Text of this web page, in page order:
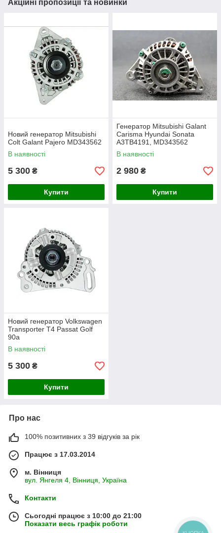
Акційні пропозиції та новинки
Новий генератор Mitsubishi
Colt Galant Pajero MD343562
В наявності
5 300 ₴
Купити
Генератор Mitsubishi Galant
Carisma Hyundai Sonata
A3TB4191, MD343562
В наявності
2 980 ₴
Купити
Новий генератор Volkswagen
Transporter T4 Passat Golf
90а
В наявності
5 300 ₴
Купити
Про нас
100% позитивних з 39 відгуків за рік
Працює з 17.03.2014
м. Вінниця
вул. Янгеля 4, Вінниця, Україна
Контакти
Сьогодні працює з 10:00 до 21:00
Показати весь графік роботи